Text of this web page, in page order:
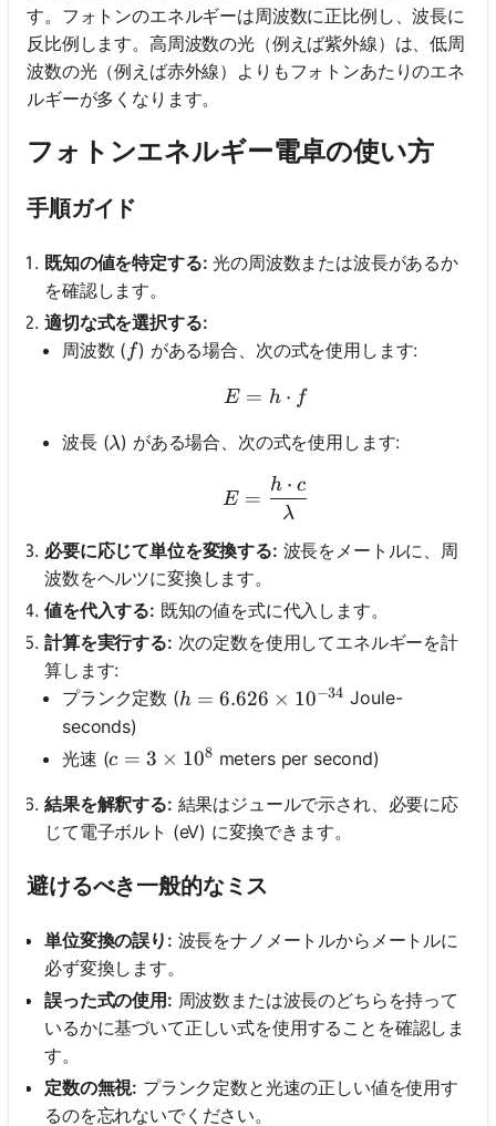
す。フォトンのエネルギーは周波数に正比例し、波長に
反比例します。高周波数の光（例えば紫外線）は、低周
波数の光（例えば赤外線）よりもフォトンあたりのエネ
ルギーが多くなります。
フォトンエネルギー電卓の使い方
手順ガイド
既知の値を特定する: 光の周波数または波長があるか
を確認します。
適切な式を選択する:
周波数 ( ff) がある場合、次の式を使用します:
E = h \cdot f
E = h ⋅ f
波長 (\lambda
λ) がある場合、次の式を使用します:
E = \frac{h \cdot
E =
λ
h ⋅ c
必要に応じて単位を変換する: 波長をメートルに、周
波数をヘルツに変換します。
値を代入する: 既知の値を式に代入します。
計算を実行する: 次の定数を使用してエネルギーを計
算します:
プランク定数 (h = 6.626 \times 10^{-34}
h = 6.626 × 10−34 Joule-
seconds)
光速 (c = 3 \times 10^8
c = 3 × 108 meters per second)
結果を解釈する: 結果はジュールで示され、必要に応
じて電子ボルト (eV) に変換できます。
避けるべき一般的なミス
単位変換の誤り: 波長をナノメートルからメートルに
必ず変換します。
誤った式の使用: 周波数または波長のどちらを持って
いるかに基づいて正しい式を使用することを確認しま
す。
定数の無視: プランク定数と光速の正しい値を使用す
るのを忘れないでください。